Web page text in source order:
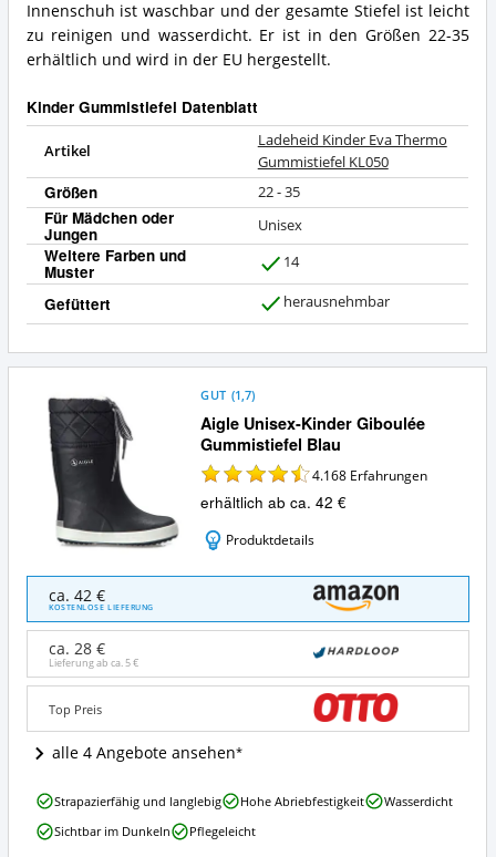
Innenschuh ist waschbar und der gesamte Stiefel ist leicht
zu reinigen und wasserdicht. Er ist in den Größen 22-35
erhältlich und wird in der EU hergestellt.
Kinder Gummistiefel Datenblatt
Artikel
Ladeheid Kinder Eva Thermo
Gummistiefel KL050
Größen 22 - 35
Für Mädchen oder
Jungen Unisex
Weitere Farben und
Muster 14
Gefüttert herausnehmbar
Aigle Unisex-Kinder Giboulée
Gummistiefel Blau
GUT (1,7)
4.168 Erfahrungen
erhältlich ab ca. 42 €
Produktdetails
Unisex-
Kinder
Giboulée
Gummistiefel
Blau
Angebote:
ist
dieser
Gummistiefel
erhältlich?
ca. 42 €
KOSTENLOSE LIEFERUNG
ca. 28 €
Lieferung ab ca.5 €
Top Preis
alle 4 Angebote ansehen
Aigle
Unisex-
Kinder
Strapazierfähig und langlebig Hohe Abriebfestigkeit
Wasserdicht
Sichtbar im Dunkeln
Pflegeleicht